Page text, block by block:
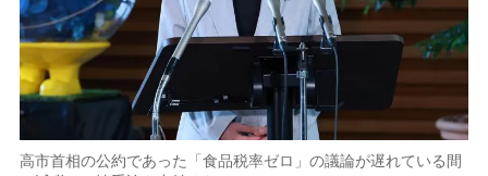
高市首相の公約であった「食品税率ゼロ」の議論が遅れている間